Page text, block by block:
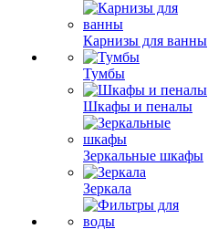
Карнизы для ванны
Тумбы
Шкафы и пеналы
Зеркальные шкафы
Зеркала